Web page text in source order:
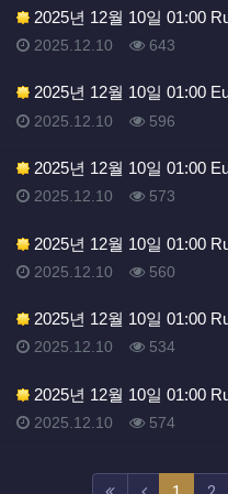
2025년 12월 10일 01:00
등록일
2025.12.10 조회
643
2025년 12월 10일 01:00
등록일
2025.12.10 조회
596
2025년 12월 10일 01:00
등록일
2025.12.10 조회
573
2025년 12월 10일 01:00
등록일
2025.12.10 조회
560
2025년 12월 10일 01:00
등록일
2025.12.10 조회
534
2025년 12월 10일 01:00
등록일
2025.12.10 조회
574